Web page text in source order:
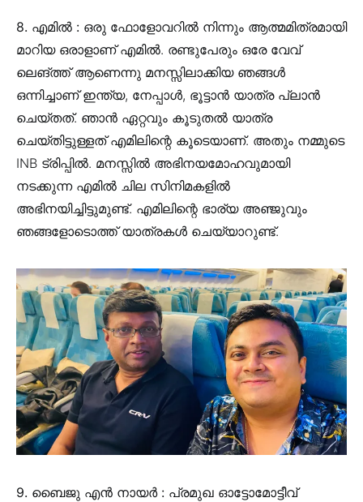
8. എമിൽ : ഒരു ഫോളോവറിൽ നിന്നും ആത്മമിത്രമായി
മാറിയ ഒരാളാണ് എമിൽ. രണ്ടുപേരും ഒരേ വേവ്
ലെങ്ത്ത് ആണെന്നു മനസ്സിലാക്കിയ ഞങ്ങൾ
ഒന്നിച്ചാണ് ഇന്ത്യ, നേപ്പാൾ, ഭൂട്ടാൻ യാത്ര പ്ലാൻ
ചെയ്തത്. ഞാൻ ഏറ്റവും കൂടുതൽ യാത്ര
ചെയ്തിട്ടുള്ളത് എമിലിന്റെ കൂടെയാണ്. അതും നമ്മുടെ
INB ട്രിപ്പിൽ. മനസ്സിൽ അഭിനയമോഹവുമായി
നടക്കുന്ന എമിൽ ചില സിനിമകളിൽ
അഭിനയിച്ചിട്ടുമുണ്ട്. എമിലിന്റെ ഭാര്യ അഞ്ജുവും
ഞങ്ങളോടൊത്ത് യാത്രകൾ ചെയ്യാറുണ്ട്.
9. ബൈജു എൻ നായർ : പ്രമുഖ ഓട്ടോമോട്ടീവ്